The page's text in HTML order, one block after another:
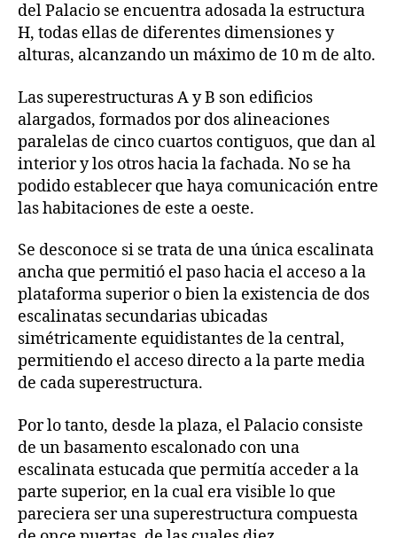
del Palacio se encuentra adosada la estructura
H, todas ellas de diferentes dimensiones y
alturas, alcanzando un máximo de 10 m de alto.
Las superestructuras A y B son edificios
alargados, formados por dos alineaciones
paralelas de cinco cuartos contiguos, que dan al
interior y los otros hacia la fachada. No se ha
podido establecer que haya comunicación entre
las habitaciones de este a oeste.
Se desconoce si se trata de una única escalinata
ancha que permitió el paso hacia el acceso a la
plataforma superior o bien la existencia de dos
escalinatas secundarias ubicadas
simétricamente equidistantes de la central,
permitiendo el acceso directo a la parte media
de cada superestructura.
Por lo tanto, desde la plaza, el Palacio consiste
de un basamento escalonado con una
escalinata estucada que permitía acceder a la
parte superior, en la cual era visible lo que
pareciera ser una superestructura compuesta